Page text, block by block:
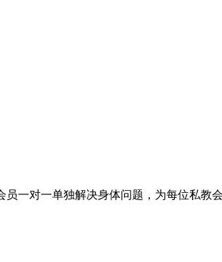
一对一单独解决身体问题，为每位私教